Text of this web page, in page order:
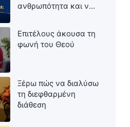
ανθρωπότητα και να
Επιτέλους άκουσα τη
φωνή του Θεού
Ξέρω πώς να διαλύσω
τη διεφθαρμένη
διάθεση